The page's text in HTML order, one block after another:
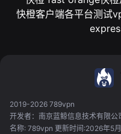
快橙客户端各平台测试
2019-2026 789vpn
开发者：南京蓝鲸信息技术有限公
名称: 789vpn 更新时间:2026年5